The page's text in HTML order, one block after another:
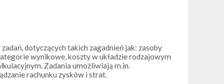
dotyczących takich zagadnień jak: zasoby
wynikowe, koszty w układzie rodzajowym
Zadania umożliwiają m.in.
rachunku zysków i strat.